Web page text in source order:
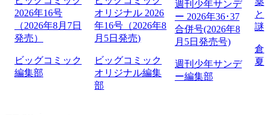
2026年16号
（2026年8月7日
発売）
ビッグコミック
編集部
オリジナル 2026
年16号（2026年8
月5日発売)
ビッグコミック
オリジナル編集
部
週刊少年サンデ
ー 2026年36･37
合併号(2026年8
月5日発売号)
週刊少年サンデ
ー編集部
と
謎
倉
夏